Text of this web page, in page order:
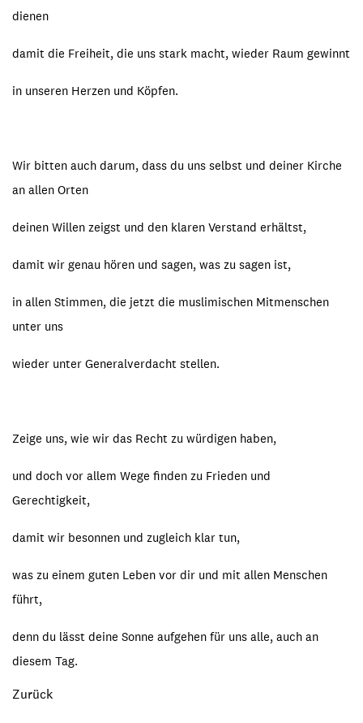
dienen
damit die Freiheit, die uns stark macht, wieder Raum gewinnt
in unseren Herzen und Köpfen.
Wir bitten auch darum, dass du uns selbst und deiner Kirche
an allen Orten
deinen Willen zeigst und den klaren Verstand erhältst,
damit wir genau hören und sagen, was zu sagen ist,
in allen Stimmen, die jetzt die muslimischen Mitmenschen
unter uns
wieder unter Generalverdacht stellen.
Zeige uns, wie wir das Recht zu würdigen haben,
und doch vor allem Wege finden zu Frieden und
Gerechtigkeit,
damit wir besonnen und zugleich klar tun,
was zu einem guten Leben vor dir und mit allen Menschen
führt,
denn du lässt deine Sonne aufgehen für uns alle, auch an
diesem Tag.
Zurück